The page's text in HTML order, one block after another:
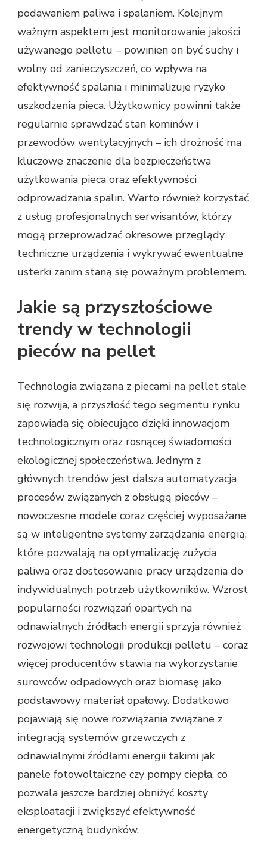
podawaniem paliwa i spalaniem. Kolejnym
ważnym aspektem jest monitorowanie jakości
używanego pelletu – powinien on być suchy i
wolny od zanieczyszczeń, co wpływa na
efektywność spalania i minimalizuje ryzyko
uszkodzenia pieca. Użytkownicy powinni także
regularnie sprawdzać stan kominów i
przewodów wentylacyjnych – ich drożność ma
kluczowe znaczenie dla bezpieczeństwa
użytkowania pieca oraz efektywności
odprowadzania spalin. Warto również korzystać
z usług profesjonalnych serwisantów, którzy
mogą przeprowadzać okresowe przeglądy
techniczne urządzenia i wykrywać ewentualne
usterki zanim staną się poważnym problemem.
Jakie są przyszłościowe
trendy w technologii
pieców na pellet
Technologia związana z piecami na pellet stale
się rozwija, a przyszłość tego segmentu rynku
zapowiada się obiecująco dzięki innowacjom
technologicznym oraz rosnącej świadomości
ekologicznej społeczeństwa. Jednym z
głównych trendów jest dalsza automatyzacja
procesów związanych z obsługą pieców –
nowoczesne modele coraz częściej wyposażane
są w inteligentne systemy zarządzania energią,
które pozwalają na optymalizację zużycia
paliwa oraz dostosowanie pracy urządzenia do
indywidualnych potrzeb użytkowników. Wzrost
popularności rozwiązań opartych na
odnawialnych źródłach energii sprzyja również
rozwojowi technologii produkcji pelletu – coraz
więcej producentów stawia na wykorzystanie
surowców odpadowych oraz biomasę jako
podstawowy materiał opałowy. Dodatkowo
pojawiają się nowe rozwiązania związane z
integracją systemów grzewczych z
odnawialnymi źródłami energii takimi jak
panele fotowoltaiczne czy pompy ciepła, co
pozwala jeszcze bardziej obniżyć koszty
eksploatacji i zwiększyć efektywność
energetyczną budynków.